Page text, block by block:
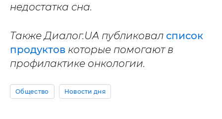
недостатка сна.
Также Диалог.UA публиковал список
продуктов которые помогают в
профилактике онкологии.
Общество Новости дня